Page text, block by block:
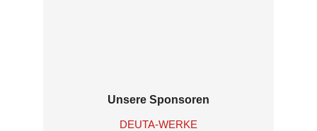
Unsere Sponsoren
DEUTA-WERKE